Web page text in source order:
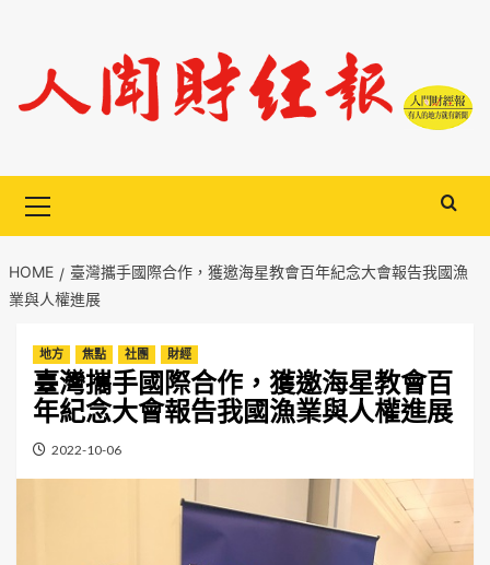
content
Menu
HOME
臺灣攜手國際合作，獲邀海星教會百年紀念大會報告我國漁
業與人權進展
地方 焦點 社團 財經
臺灣攜手國際合作，獲邀海星教會百
年紀念大會報告我國漁業與人權進展
2022-10-06